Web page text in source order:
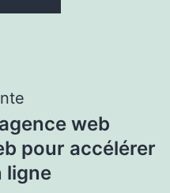
web
pour accélérer
ligne